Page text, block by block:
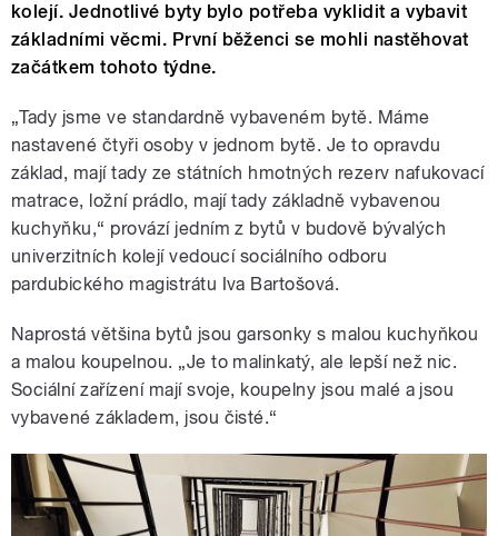
kolejí. Jednotlivé byty bylo potřeba vyklidit a vybavit
základními věcmi. První běženci se mohli nastěhovat
začátkem tohoto týdne.
„Tady jsme ve standardně vybaveném bytě. Máme
nastavené čtyři osoby v jednom bytě. Je to opravdu
základ, mají tady ze státních hmotných rezerv nafukovací
matrace, ložní prádlo, mají tady základně vybavenou
kuchyňku,“ provází jedním z bytů v budově bývalých
univerzitních kolejí vedoucí sociálního odboru
pardubického magistrátu Iva Bartošová.
Naprostá většina bytů jsou garsonky s malou kuchyňkou
a malou koupelnou. „Je to malinkatý, ale lepší než nic.
Sociální zařízení mají svoje, koupelny jsou malé a jsou
vybavené základem, jsou čisté.“